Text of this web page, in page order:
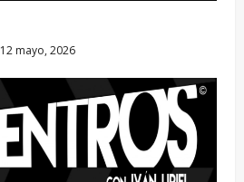
12 mayo, 2026